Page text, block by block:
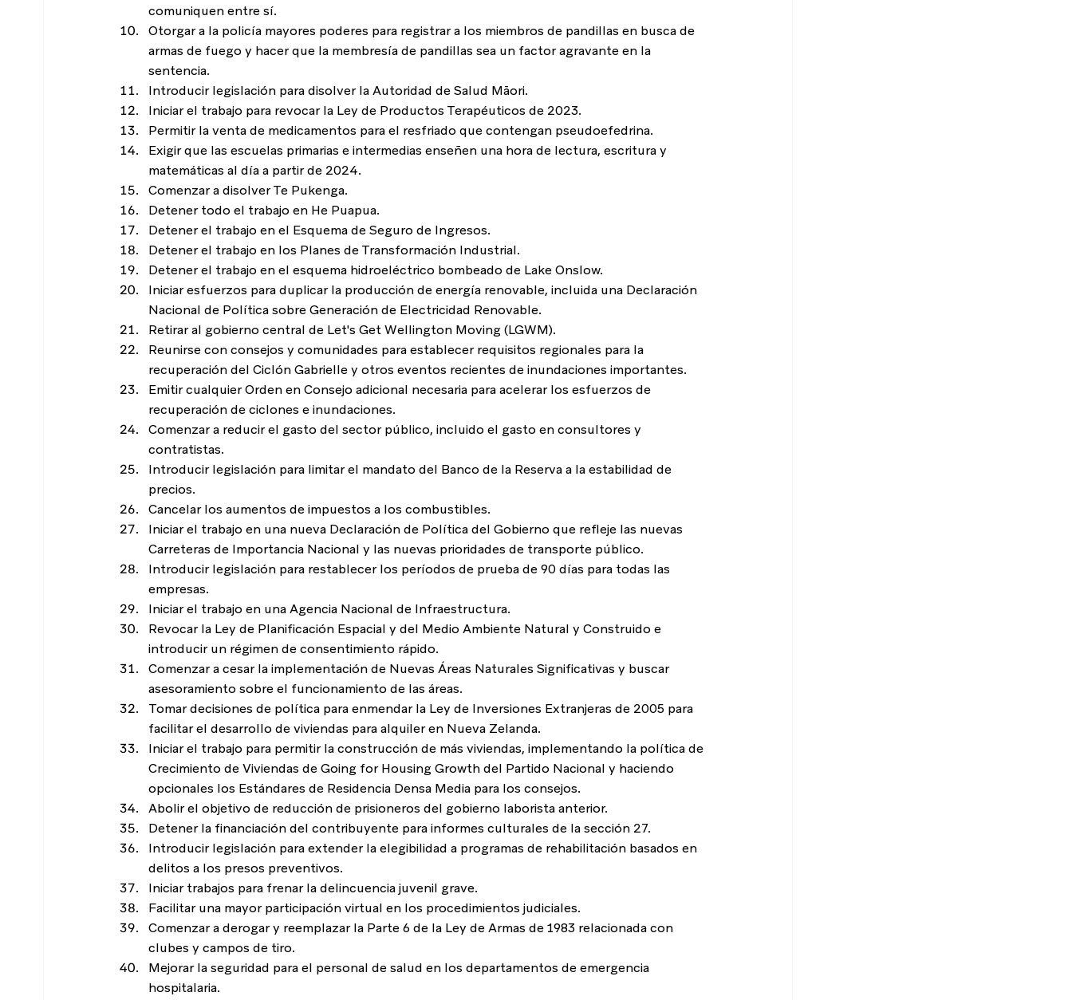
comuniquen entre sí.
Otorgar a la policía mayores poderes para registrar a los miembros de pandillas en busca de
armas de fuego y hacer que la membresía de pandillas sea un factor agravante en la
sentencia.
Introducir legislación para disolver la Autoridad de Salud Māori.
Iniciar el trabajo para revocar la Ley de Productos Terapéuticos de 2023.
Permitir la venta de medicamentos para el resfriado que contengan pseudoefedrina.
Exigir que las escuelas primarias e intermedias enseñen una hora de lectura, escritura y
matemáticas al día a partir de 2024.
Comenzar a disolver Te Pukenga.
Detener todo el trabajo en He Puapua.
Detener el trabajo en el Esquema de Seguro de Ingresos.
Detener el trabajo en los Planes de Transformación Industrial.
Detener el trabajo en el esquema hidroeléctrico bombeado de Lake Onslow.
Iniciar esfuerzos para duplicar la producción de energía renovable, incluida una Declaración
Nacional de Política sobre Generación de Electricidad Renovable.
Retirar al gobierno central de Let's Get Wellington Moving (LGWM).
Reunirse con consejos y comunidades para establecer requisitos regionales para la
recuperación del Ciclón Gabrielle y otros eventos recientes de inundaciones importantes.
Emitir cualquier Orden en Consejo adicional necesaria para acelerar los esfuerzos de
recuperación de ciclones e inundaciones.
Comenzar a reducir el gasto del sector público, incluido el gasto en consultores y
contratistas.
Introducir legislación para limitar el mandato del Banco de la Reserva a la estabilidad de
precios.
Cancelar los aumentos de impuestos a los combustibles.
Iniciar el trabajo en una nueva Declaración de Política del Gobierno que refleje las nuevas
Carreteras de Importancia Nacional y las nuevas prioridades de transporte público.
Introducir legislación para restablecer los períodos de prueba de 90 días para todas las
empresas.
Iniciar el trabajo en una Agencia Nacional de Infraestructura.
Revocar la Ley de Planificación Espacial y del Medio Ambiente Natural y Construido e
introducir un régimen de consentimiento rápido.
Comenzar a cesar la implementación de Nuevas Áreas Naturales Significativas y buscar
asesoramiento sobre el funcionamiento de las áreas.
Tomar decisiones de política para enmendar la Ley de Inversiones Extranjeras de 2005 para
facilitar el desarrollo de viviendas para alquiler en Nueva Zelanda.
Iniciar el trabajo para permitir la construcción de más viviendas, implementando la política de
Crecimiento de Viviendas de Going for Housing Growth del Partido Nacional y haciendo
opcionales los Estándares de Residencia Densa Media para los consejos.
Abolir el objetivo de reducción de prisioneros del gobierno laborista anterior.
Detener la financiación del contribuyente para informes culturales de la sección 27.
Introducir legislación para extender la elegibilidad a programas de rehabilitación basados en
delitos a los presos preventivos.
Iniciar trabajos para frenar la delincuencia juvenil grave.
Facilitar una mayor participación virtual en los procedimientos judiciales.
Comenzar a derogar y reemplazar la Parte 6 de la Ley de Armas de 1983 relacionada con
clubes y campos de tiro.
Mejorar la seguridad para el personal de salud en los departamentos de emergencia
hospitalaria.